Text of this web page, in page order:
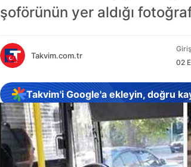
şoförünün yer aldığı
Takvim.com.tr
02
Takvim'i Google'a ekleyin, doğru